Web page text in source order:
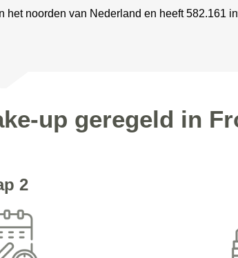
noorden van Nederland en heeft 582.161
up geregeld in
2